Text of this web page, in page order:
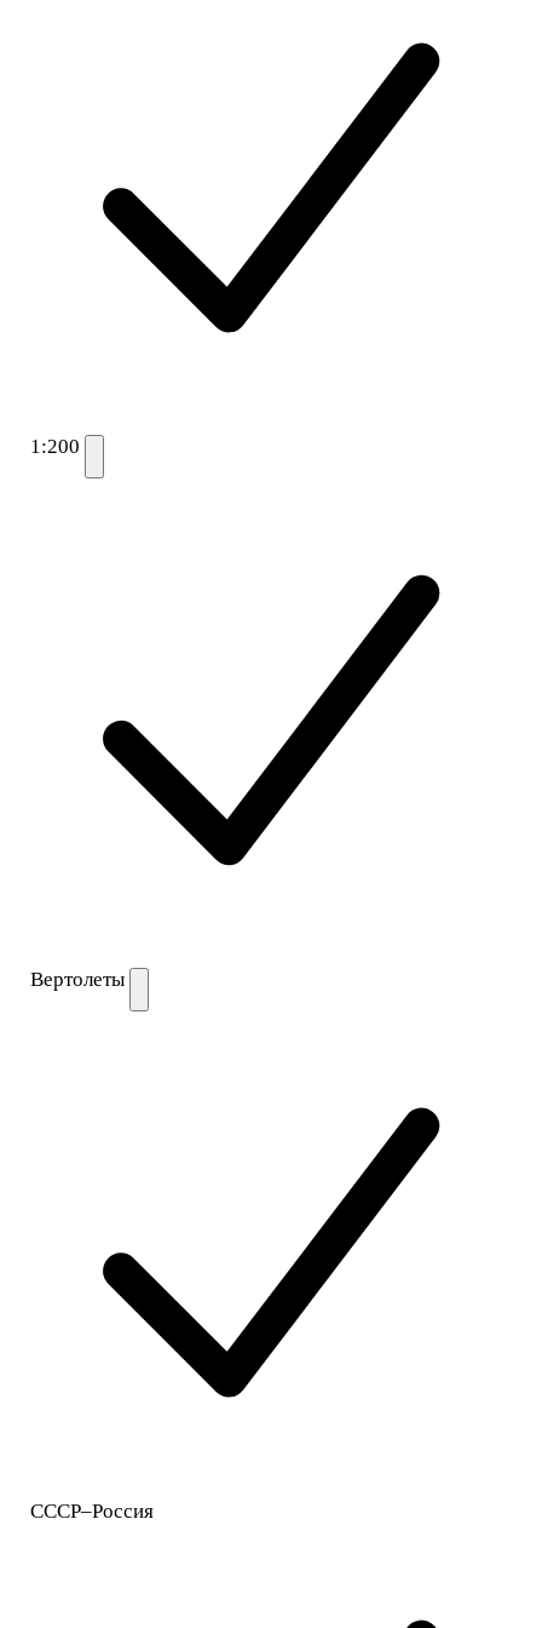
1:200
Вертолеты
СССР–Россия